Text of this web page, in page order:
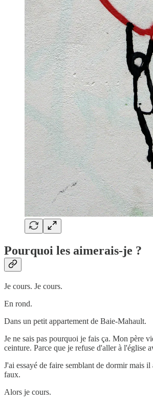
Pourquoi les aimerais-je ?
Je cours. Je cours.
En rond.
Dans un petit appartement de Baie-Mahault.
Je ne sais pas pourquoi je fais ça. Mon père
ceinture. Parce que je refuse d'aller à l'église
J'ai essayé de faire semblant de dormir mais
faux.
Alors je cours.